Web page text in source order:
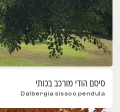
סיסם הודי מורכב בכותי
Dalbergia sissoo pendula